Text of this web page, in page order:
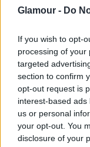
Glamour - Do
If you wish to opt-
processing of your
targeted
section to confirm
opt-out request is
interest-based
us or personal
your opt-out. You
disclosure of your